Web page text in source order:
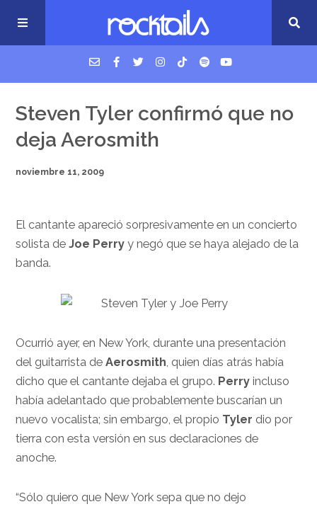
USM Podcast
Cigarrillos en la cama
Steven Tyler confirmó que no
deja Aerosmith
noviembre 11, 2009
El cantante apareció sorpresivamente en un concierto
solista deJoe Perry y negó que se haya alejado de la
banda.
Ocurrió ayer, en New York, durante una presentación
del guitarrista deAerosmith, quien días atrás había
dicho que el cantante dejaba el grupo. Perry incluso
había adelantado que probablemente buscarían un
nuevo vocalista; sin embargo, el propio Tyler dio por
tierra con esta versión en sus declaraciones de
anoche.
“Sólo quiero que New York sepa que no dejo